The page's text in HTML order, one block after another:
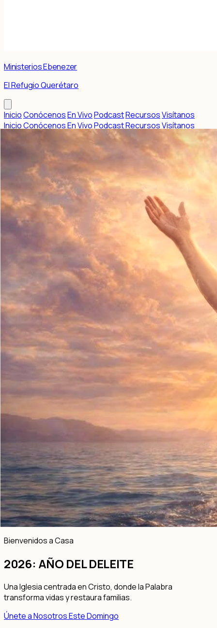
Ministerios Ebenezer
El Refugio Querétaro
InicioConócenosEn VivoPodcastRecursosVisítanos
InicioConócenosEn VivoPodcastRecursosVisítanos
Bienvenidos a Casa
2026: AÑO DEL DELEITE
Una Iglesia centrada en Cristo, donde la Palabra
transforma vidas y restaura familias.
Únete a Nosotros Este Domingo